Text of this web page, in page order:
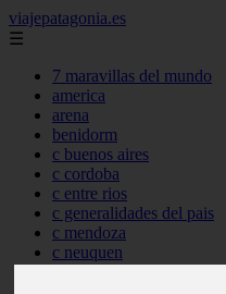
viajepatagonia.es
☰
7 maravillas del mundo
america
arena
benidorm
c buenos aires
c cordoba
c entre rios
c generalidades del pais
c mendoza
c neuquen